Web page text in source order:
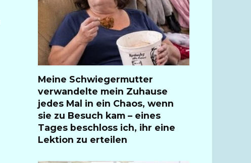
Meine Schwiegermutter
verwandelte mein Zuhause
jedes Mal in ein Chaos, wenn
sie zu Besuch kam – eines
Tages beschloss ich, ihr eine
Lektion zu erteilen